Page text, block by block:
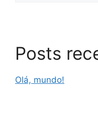
Posts
Olá, mundo!